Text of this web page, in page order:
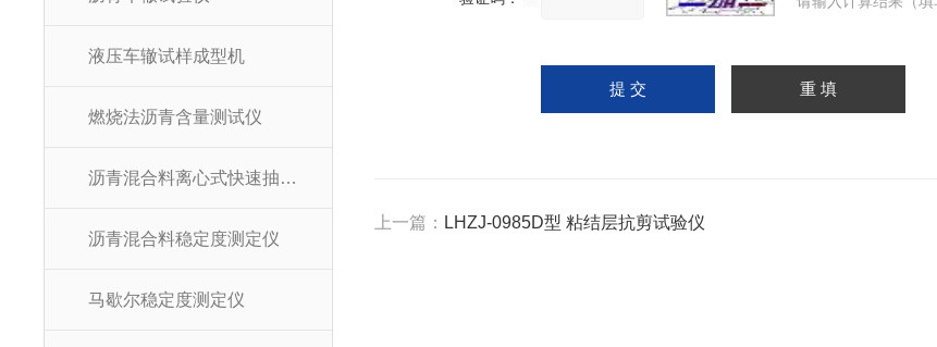
液压车辙试样成型机
燃烧法沥青含量测试仪
沥青混合料离心式快速抽提仪
沥青混合料稳定度测定仪
马歇尔稳定度测定仪
上一篇： LHZJ-0985D型 粘结层抗剪试验仪